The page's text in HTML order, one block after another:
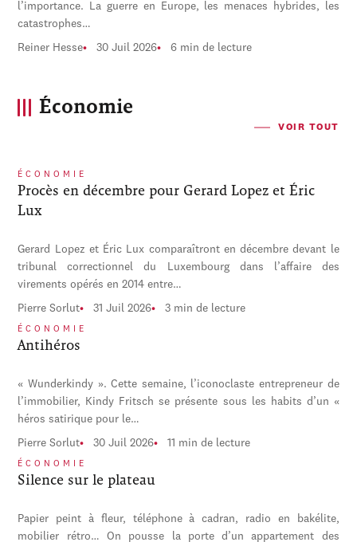
l’importance. La guerre en Europe, les menaces hybrides, les
catastrophes…
Reiner Hesse 30 Juil 2026 6 min de lecture
Économie
VOIR TOUT
ÉCONOMIE
Procès en décembre pour Gerard Lopez et Éric
Lux
Gerard Lopez et Éric Lux comparaîtront en décembre devant le
tribunal correctionnel du Luxembourg dans l’affaire des
virements opérés en 2014 entre…
Pierre Sorlut 31 Juil 2026 3 min de lecture
ÉCONOMIE
Antihéros
« Wunderkindy ». Cette semaine, l’iconoclaste entrepreneur de
l’immobilier, Kindy Fritsch se présente sous les habits d’un «
héros satirique pour le…
Pierre Sorlut 30 Juil 2026 11 min de lecture
ÉCONOMIE
Silence sur le plateau
Papier peint à fleur, téléphone à cadran, radio en bakélite,
mobilier rétro… On pousse la porte d’un appartement des